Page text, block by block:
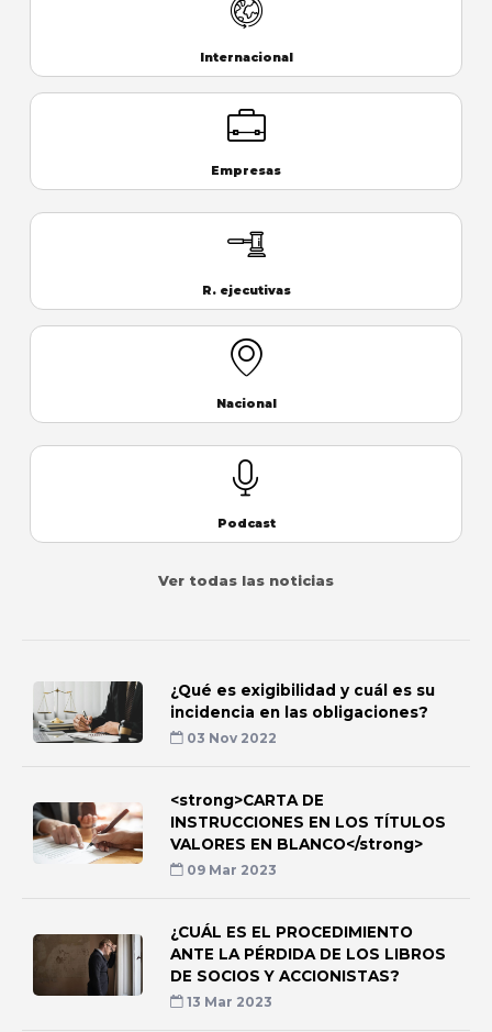
Internacional
Empresas
R. ejecutivas
Nacional
Podcast
Ver todas las noticias
¿Qué es exigibilidad y cuál es su
incidencia en las obligaciones?
03 Nov 2022
<strong>CARTA DE
INSTRUCCIONES EN LOS TÍTULOS
VALORES EN BLANCO</strong>
09 Mar 2023
¿CUÁL ES EL PROCEDIMIENTO
ANTE LA PÉRDIDA DE LOS LIBROS
DE SOCIOS Y ACCIONISTAS?
13 Mar 2023